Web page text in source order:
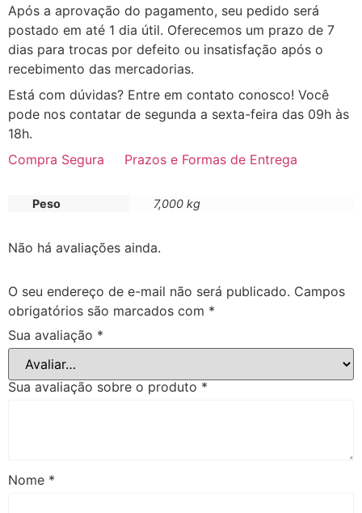
Após a aprovação do pagamento, seu pedido será
postado em até 1 dia útil. Oferecemos um prazo de 7
dias para trocas por defeito ou insatisfação após o
recebimento das mercadorias.
Está com dúvidas? Entre em contato conosco! Você
pode nos contatar de segunda a sexta-feira das 09h às
18h.
Compra Segura
Prazos e Formas de Entrega
Peso 7,000 kg
Não há avaliações ainda.
O seu endereço de e-mail não será publicado. Campos
obrigatórios são marcados com *
Sua avaliação *
Sua avaliação sobre o produto *
Nome *